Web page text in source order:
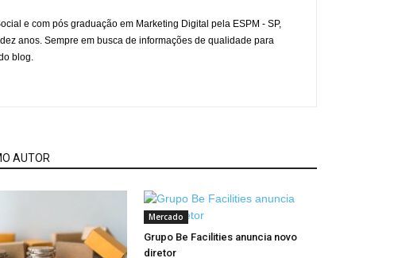
e com pós graduação em Marketing Digital pela ESPM - SP,
anos. Sempre em busca de informações de qualidade para
blog.
AUTOR
Mercado
Grupo Be Facilities anuncia novo
diretor